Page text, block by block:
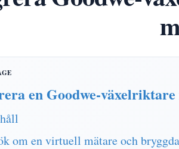
en Goodwe-
om en virtuell mätare och